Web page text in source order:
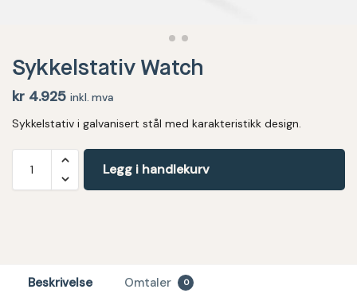
Sykkelstativ Watch
kr 4.925 inkl. mva
Sykkelstativ i galvanisert stål med karakteristikk design.
Legg i handlekurv
Beskrivelse Omtaler 0